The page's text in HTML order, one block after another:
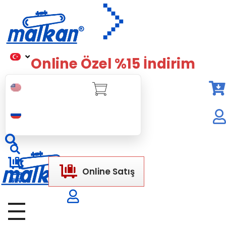
Online Özel %15 İndirim
Online Satış
Malkan; 1971'den Bugüne
Ütü ve Pres Makineleri